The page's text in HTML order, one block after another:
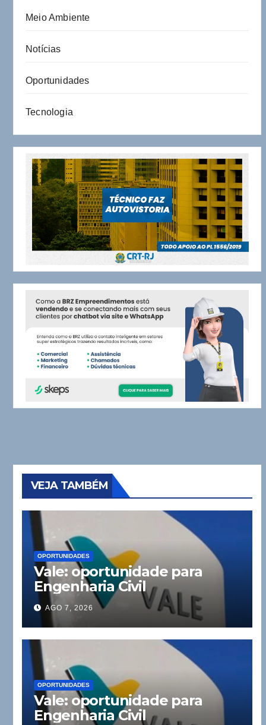
Meio Ambiente
Notícias
Oportunidades
Tecnologia
VEJA TAMBÉM
OPORTUNIDADES
Vale: oportunidade para
Engenharia Civil
AGO 7, 2026
OPORTUNIDADES
Vale: oportunidade para
Engenharia Civil